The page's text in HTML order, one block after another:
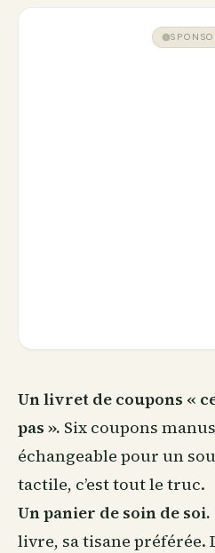
Un livret de coupons «
pas ». Six coupons
échangeable pour un
tactile, c’est tout le truc.
Un panier de soin de soi.
livre, sa tisane préférée.